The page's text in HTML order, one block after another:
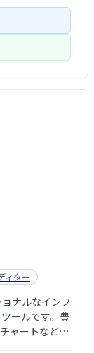
実現します。
ィター
ナルなインフ
ールです。豊
ャートなどを